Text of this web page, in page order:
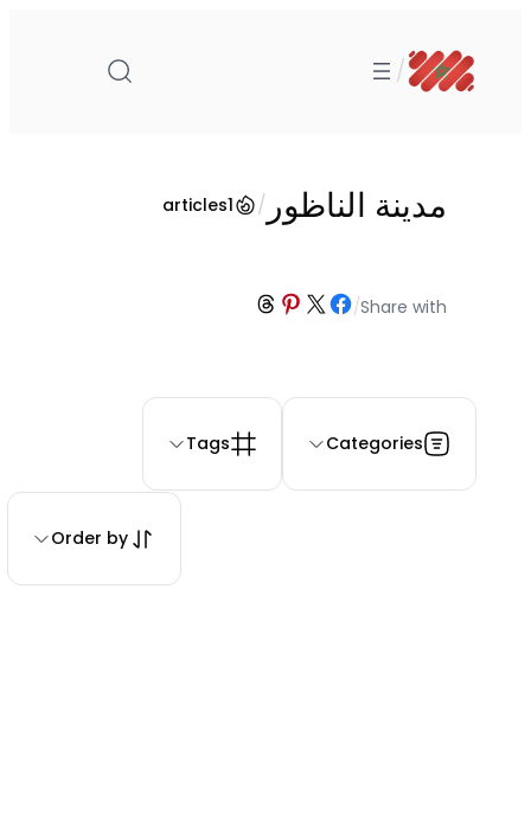
المحتوى
/
مدينة الناظور /
1
articles
Share with
/
Share on Facebook
Share on X
Share on Pinterest
Share on Threads
Categories
Tags
Order by